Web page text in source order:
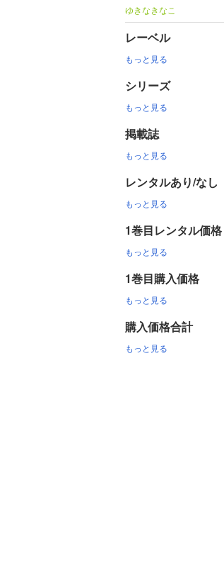
ゆきなきなこ
レーベル
もっと見る
シリーズ
もっと見る
掲載誌
もっと見る
レンタルあり/なし
もっと見る
1巻目レンタル価格
もっと見る
1巻目購入価格
もっと見る
購入価格合計
もっと見る